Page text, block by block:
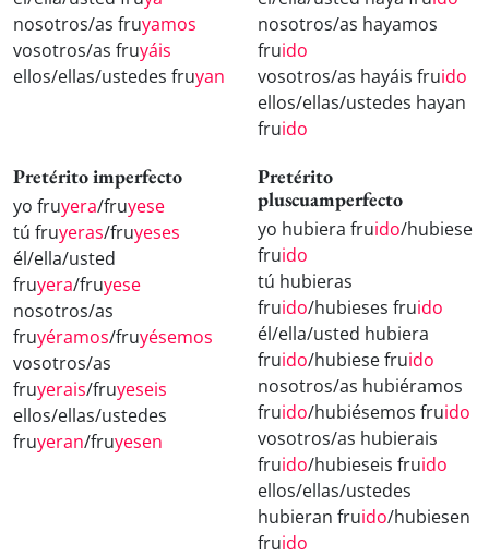
nosotros/as fruyamos
vosotros/as fruyáis
ellos/ellas/ustedes fruyan
nosotros/as hayamos
fruido
vosotros/as hayáis fruido
ellos/ellas/ustedes hayan
fruido
Pretérito imperfecto
yo fruyera/fruyese
tú fruyeras/fruyeses
él/ella/usted
fruyera/fruyese
nosotros/as
fruyéramos/fruyésemos
vosotros/as
fruyerais/fruyeseis
ellos/ellas/ustedes
fruyeran/fruyesen
Pretérito
pluscuamperfecto
yo hubiera fruido/hubiese
fruido
tú hubieras
fruido/hubieses fruido
él/ella/usted hubiera
fruido/hubiese fruido
nosotros/as hubiéramos
fruido/hubiésemos fruido
vosotros/as hubierais
fruido/hubieseis fruido
ellos/ellas/ustedes
hubieran fruido/hubiesen
fruido